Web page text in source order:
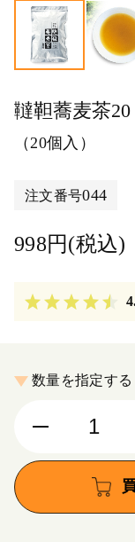
韃靼蕎麦茶
（20個入）
注文番号044
998円(税込)
数量を指定する